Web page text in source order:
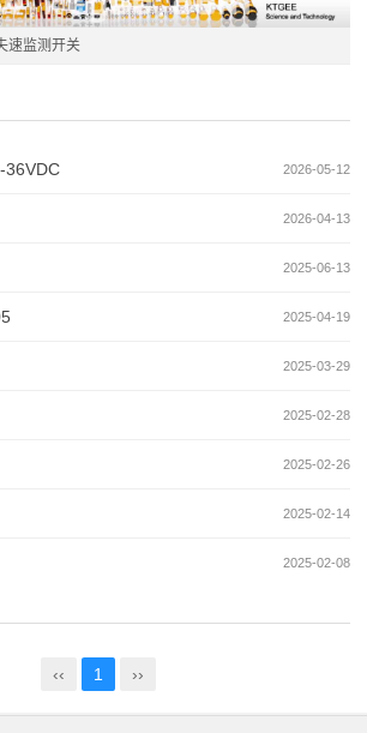
速监测开关
2026-05-12
36VDC
2026-04-13
2025-06-13
2025-04-19
2025-03-29
2025-02-28
2025-02-26
2025-02-14
2025-02-08
‹‹ 1 ››